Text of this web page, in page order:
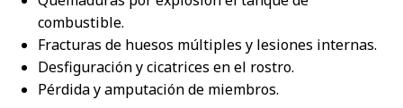
combustible.
Fracturas de huesos múltiples y lesiones internas.
Desfiguración y cicatrices en el rostro.
Pérdida y amputación de miembros.